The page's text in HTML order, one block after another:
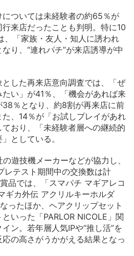
ついては未経験者の約65％が
来店だったことも判明。特に10
、「家族・友人・知人に誘われ
り、“連れパチ”が来店誘導が中
した再来店意向調査では、「ぜ
い」が41％、「機会があれば来
38％となり、約8割が再来店に前
、14％が「お試しプレイがあれ
おり、「未経験者層への継続的
としている。
遊技機メーカーなどが協力し、
レテスト期間中の交換数は計
品では、「スマパチ マギアレコ
カ外伝 アクリルキーホルダ
ったほか、ヘアクリップセット
いった「PARLOR NICOLE」関
ン。若年層人気IPや“推し活”を
の高さがうかがえる結果となっ